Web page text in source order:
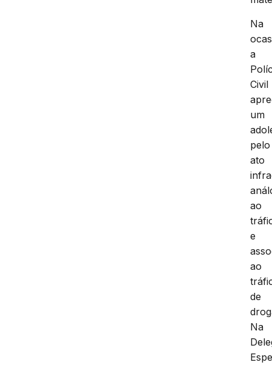
Na
a
Civil
um
pelo
ato
ao
e
ao
de
Na